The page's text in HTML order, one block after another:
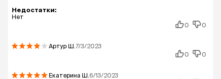
Недостатки:
Нет
0
0
Артур Ш. 7/3/2023
0
0
Екатерина Ш. 6/13/2023